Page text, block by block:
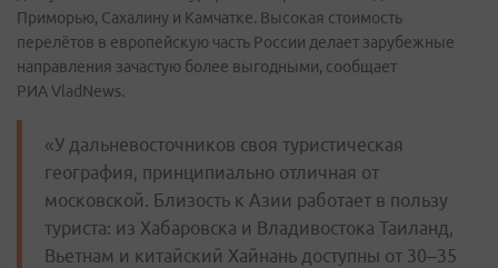
Приморью, Сахалину и Камчатке. Высокая стоимость
перелётов в европейскую часть России делает зарубежные
направления зачастую более выгодными, сообщает
РИА VladNews.
«У дальневосточников своя туристическая
география, принципиально отличная от
московской. Близость к Азии работает в пользу
туриста: из Хабаровска и Владивостока Таиланд,
Вьетнам и китайский Хайнань доступны от 30–35